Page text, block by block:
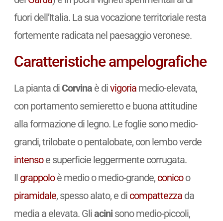
fuori dell’Italia. La sua vocazione territoriale resta
fortemente radicata nel paesaggio veronese.
Caratteristiche ampelografiche
La pianta di Corvinaè divigoriamedio-elevata,
con portamento semieretto e buona attitudine
alla formazione di legno. Le foglie sono medio-
grandi, trilobate o pentalobate, con lembo verde
intensoe superficie leggermente corrugata.
Il grappoloè medio o medio-grande, conicoo
piramidale, spesso alato, e di compattezzada
media a elevata. Gliacinisono medio-piccoli,